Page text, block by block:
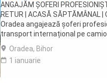
ANGAJĂM ȘOFERI
RETUR | ACASĂ SĂPTĂMÂNAL
Oradea angajează șoferi
transport internațional pe
Căutăm persoane serioase,
Oradea, Bihor
1 ianuarie